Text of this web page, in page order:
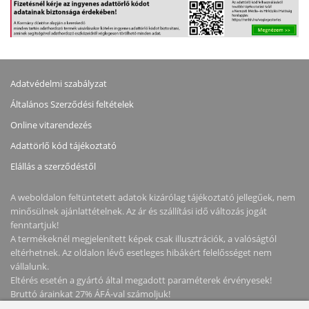
ÉV GARANCIA, FEKETE
SZÍNBEN
400CD, 1MS, 2XHDMI,
DISPLAYPORT, 4XUSB
TYPE-A, 3 ÉV GARANCIA,
Adatvédelmi szabályzat
Általános Szerződési feltételek
Online vitarendezés
Adattörlő kód tájékoztató
Elállás a szerződéstől
A weboldalon feltüntetett adatok kizárólag tájékoztató jellegűek, nem
minősülnek ajánlattételnek. Az ár és szállítási idő változás jogát
fenntartjuk!
A termékeknél megjelenített képek csak illusztrációk, a valóságtól
eltérhetnek. Az oldalon lévő esetleges hibákért felelősséget nem
vállalunk.
Eltérés esetén a gyártó által megadott paraméterek érvényesek!
Bruttó árainkat 27% ÁFÁ-val számoljuk!